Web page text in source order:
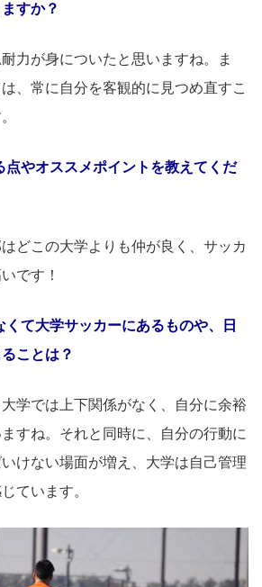
すか？
力が身についたと思いますね。ま
、常に自分を客観的に見つめ直すこ
点やオススメポイントを教えてくだ
どこの大学よりも仲が良く、サッカ
です！
くて大学サッカーにあるものや、日
ことは？
学では上下関係がなく、自分に余裕
すね。それと同時に、自分の行動に
けない場面が増え、大学は自己管理
ています。